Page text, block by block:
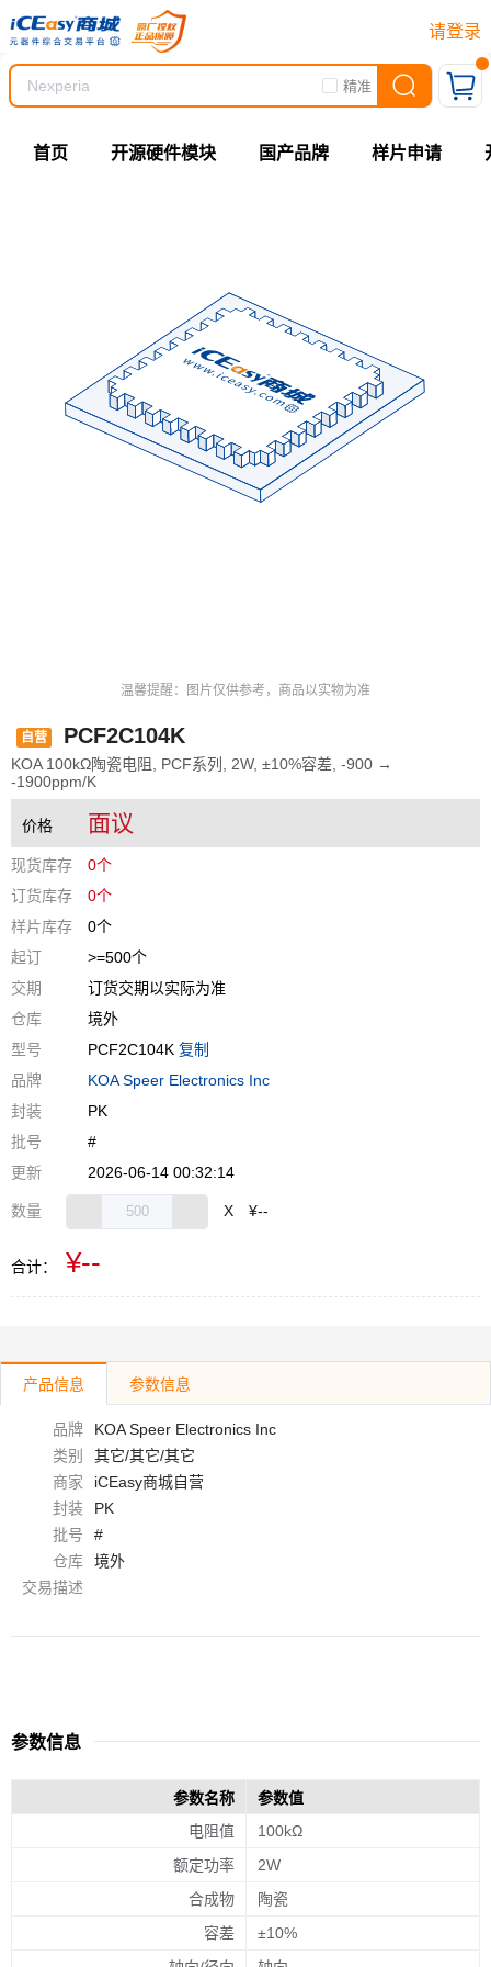
请登录
精准
首页 开源硬件模块 国产品牌 样片申请
温馨提醒：图片仅供参考，商品以实物为准
自营 PCF2C104K
KOA 100kΩ陶瓷电阻, PCF系列, 2W, ±10%容差, -900 →
-1900ppm/K
价格 面议
现货库存
0个
订货库存
0个
样片库存
0个
起订
>=500个
交期
订货交期以实际为准
仓库
境外
型号
PCF2C104K 复制
品牌
KOA Speer Electronics Inc
封装
PK
批号
#
更新
2026-06-14 00:32:14
数量 X ¥--
合计： ¥--
产品信息 参数信息
品牌
KOA Speer Electronics Inc
类别
其它/其它/其它
商家
iCEasy商城自营
封装
PK
批号
#
仓库
境外
交易描述
参数信息
参数名称
参数值
电阻值
100kΩ
额定功率
2W
合成物
陶瓷
容差
±10%